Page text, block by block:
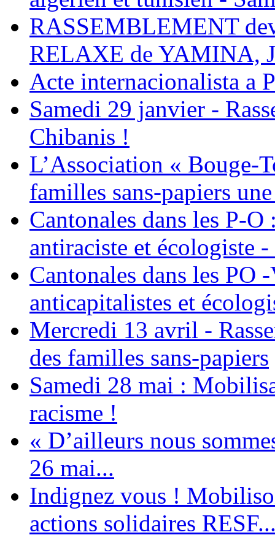
RASSEMBLEMENT
RELAXE de YAMINA,
Acte internacionalista a
Samedi 29 janvier -
Chibanis !
L’Association « Bouge-
familles sans-papiers
Cantonales dans les P-
antiraciste et écologiste
Cantonales dans les PO
anticapitalistes et
Mercredi 13 avril -
des familles sans-papiers
Samedi 28 mai :
racisme !
« D’ailleurs nous
26 mai...
Indignez vous !
actions solidaires